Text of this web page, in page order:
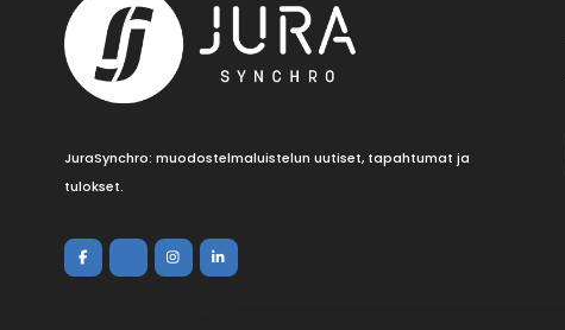
JuraSynchro: muodostelmaluistelun uutiset, tapahtumat ja
tulokset.